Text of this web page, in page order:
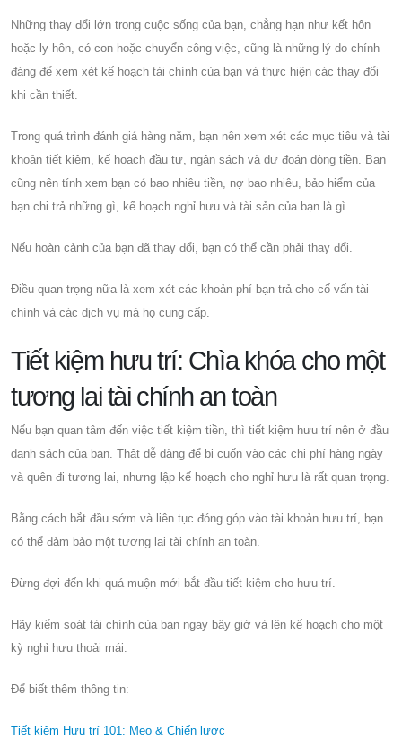
Những thay đổi lớn trong cuộc sống của bạn, chẳng hạn như kết hôn
hoặc ly hôn, có con hoặc chuyển công việc, cũng là những lý do chính
đáng để xem xét kế hoạch tài chính của bạn và thực hiện các thay đổi
khi cần thiết.
Trong quá trình đánh giá hàng năm, bạn nên xem xét các mục tiêu và tài
khoản tiết kiệm, kế hoạch đầu tư, ngân sách và dự đoán dòng tiền. Bạn
cũng nên tính xem bạn có bao nhiêu tiền, nợ bao nhiêu, bảo hiểm của
bạn chi trả những gì, kế hoạch nghỉ hưu và tài sản của bạn là gì.
Nếu hoàn cảnh của bạn đã thay đổi, bạn có thể cần phải thay đổi.
Điều quan trọng nữa là xem xét các khoản phí bạn trả cho cố vấn tài
chính và các dịch vụ mà họ cung cấp.
Tiết kiệm hưu trí: Chìa khóa cho một
tương lai tài chính an toàn
Nếu bạn quan tâm đến việc tiết kiệm tiền, thì tiết kiệm hưu trí nên ở đầu
danh sách của bạn. Thật dễ dàng để bị cuốn vào các chi phí hàng ngày
và quên đi tương lai, nhưng lập kế hoạch cho nghỉ hưu là rất quan trọng.
Bằng cách bắt đầu sớm và liên tục đóng góp vào tài khoản hưu trí, bạn
có thể đảm bảo một tương lai tài chính an toàn.
Đừng đợi đến khi quá muộn mới bắt đầu tiết kiệm cho hưu trí.
Hãy kiểm soát tài chính của bạn ngay bây giờ và lên kế hoạch cho một
kỳ nghỉ hưu thoải mái.
Để biết thêm thông tin:
Tiết kiệm Hưu trí 101: Mẹo & Chiến lược